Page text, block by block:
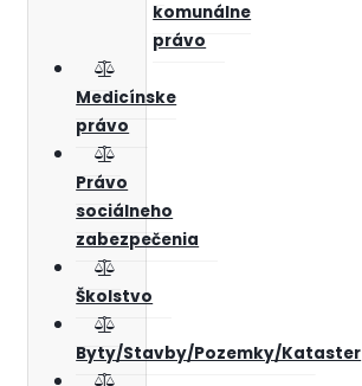
komunálne
právo
Medicínske
právo
Právo
sociálneho
zabezpečenia
Školstvo
Byty/Stavby/Pozemky/Kataster